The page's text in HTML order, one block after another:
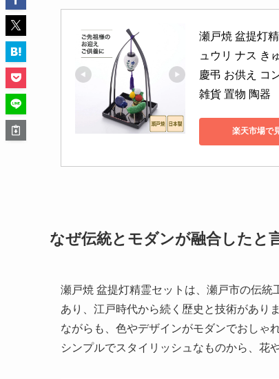
瀬戸焼 盆提灯
ュウリ ナス き
慶弔 お供え コ
雑貨 置物 陶器
楽天市場で
なぜ伝統とモダンが融合したと
瀬戸焼 盆提灯精霊セットは、瀬戸市の伝
あり、江戸時代から続く歴史と技術があり
ながらも、色やデザインがモダンでおしゃ
シンプルでスタイリッシュなものから、花